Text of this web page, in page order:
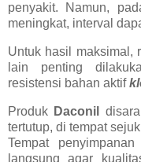
penyakit. Namun,
meningkat, interval
Untuk hasil maksimal,
lain penting
resistensi bahan aktif
Produk Daconil
tertutup, di tempat
Tempat
langsung agar